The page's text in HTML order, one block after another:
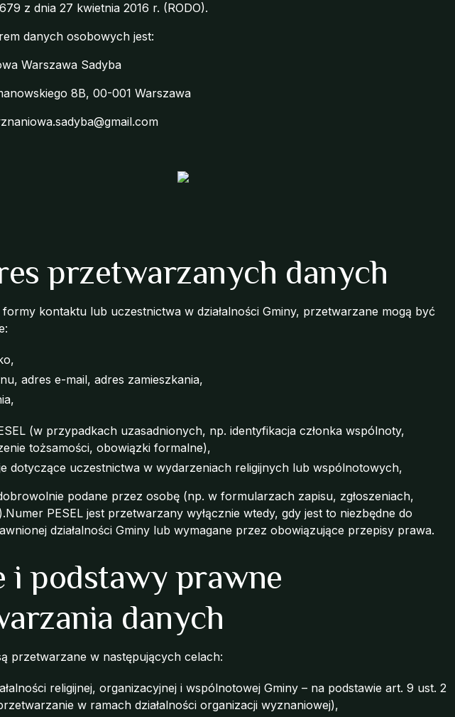
z dnia 27 kwietnia 2016 r. (RODO).
danych osobowych jest:
Warszawa Sadyba
8B, 00-001 Warszawa
przetwarzanych danych
kontaktu lub uczestnictwa w działalności Gminy, przetwarzane mogą być
adres e-mail, adres zamieszkania,
(w przypadkach uzasadnionych, np. identyfikacja członka wspólnoty,
tożsamości, obowiązki formalne),
dotyczące uczestnictwa w wydarzeniach religijnych lub wspólnotowych,
podane przez osobę (np. w formularzach zapisu, zgłoszeniach,
PESEL jest przetwarzany wyłącznie wtedy, gdy jest to niezbędne do
działalności Gminy lub wymagane przez obowiązujące przepisy prawa.
i podstawy prawne
danych
przetwarzane w następujących celach:
religijnej, organizacyjnej i wspólnotowej Gminy – na podstawie art. 9 ust. 2
w ramach działalności organizacji wyznaniowej),